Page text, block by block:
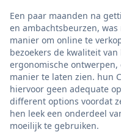
Een paar maanden na
en ambachtsbeurzen,
manier om online te
bezoekers de kwaliteit
ergonomische
manier te laten zien. hun
hiervoor geen adequate
different options voordat
hen leek een onderdeel
moeilijk te gebruiken.